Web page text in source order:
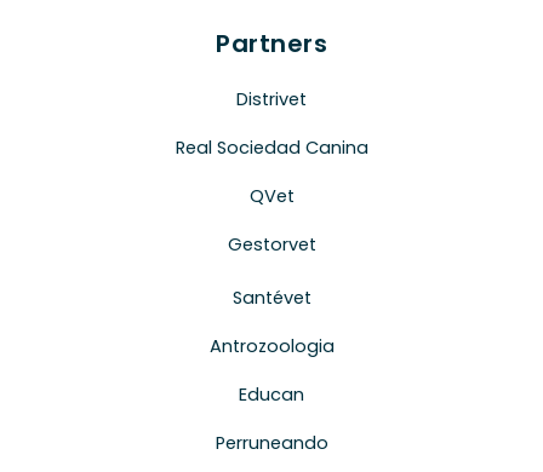
Partners
Distrivet
Real Sociedad Canina
QVet
Gestorvet
Santévet
Antrozoologia
Educan
Perruneando